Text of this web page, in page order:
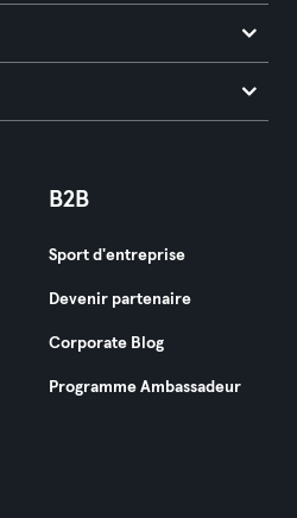
B2B
Sport d'entreprise
Devenir partenaire
Corporate Blog
Programme Ambassadeur